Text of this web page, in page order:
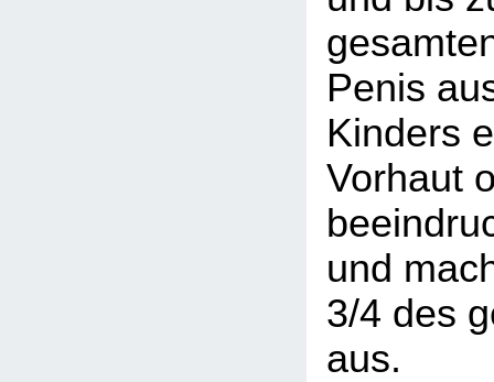
Penis
Kinders
Vorhaut
und
3/4 des
aus.